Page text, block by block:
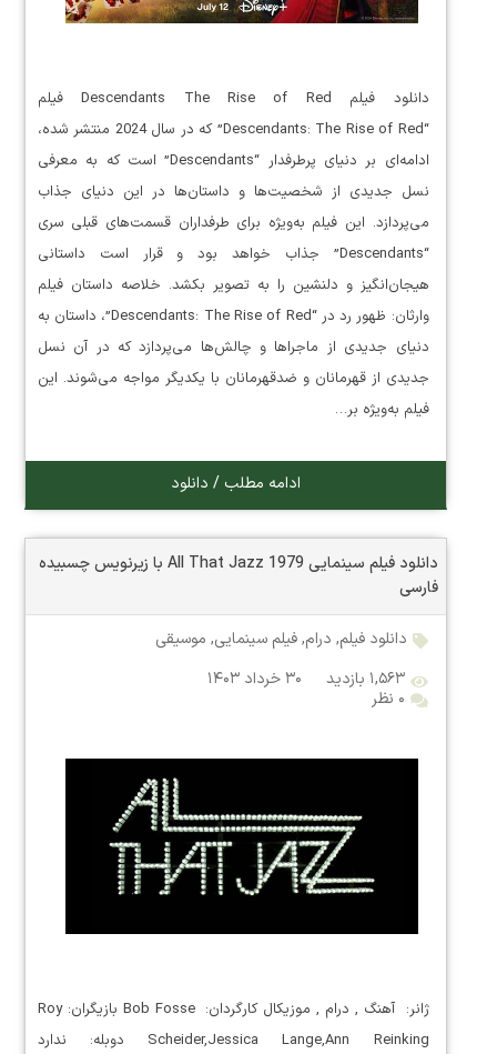
دانلود فیلم Descendants The Rise of Red فیلم
“Descendants: The Rise of Red” که در سال 2024 منتشر شده،
ادامه‌ای بر دنیای پرطرفدار “Descendants” است که به معرفی
نسل جدیدی از شخصیت‌ها و داستان‌ها در این دنیای جذاب
می‌پردازد. این فیلم به‌ویژه برای طرفداران قسمت‌های قبلی سری
“Descendants” جذاب خواهد بود و قرار است داستانی
هیجان‌انگیز و دلنشین را به تصویر بکشد. خلاصه داستان فیلم
وارثان: ظهور رد در “Descendants: The Rise of Red”، داستان به
دنیای جدیدی از ماجراها و چالش‌ها می‌پردازد که در آن نسل
جدیدی از قهرمانان و ضدقهرمانان با یکدیگر مواجه می‌شوند. این
فیلم به‌ویژه بر…
ادامه مطلب / دانلود
دانلود فیلم سینمایی All That Jazz 1979 با زیرنویس چسبیده
فارسی
دانلود فیلم, درام,فیلم سینمایی, موسیقی
۱,۵۶۳ بازدید
۳۰ خرداد ۱۴۰۳
۰ نظر
ژانر: آهنگ , درام , موزیکال کارگردان: Bob Fosse بازیگران: Roy
Scheider,Jessica Lange,Ann Reinking دوبله: ندارد